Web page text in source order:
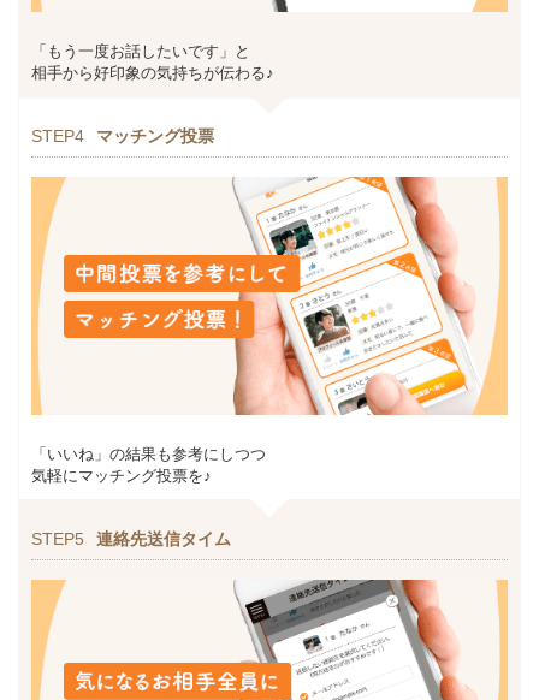
「もう一度お話したいです」と
相手から好印象の気持ちが伝わる♪
STEP4 マッチング投票
「いいね」の結果も参考にしつつ
気軽にマッチング投票を♪
STEP5 連絡先送信タイム